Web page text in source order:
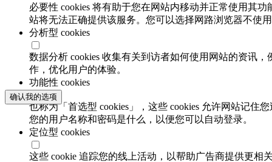
必要性 cookies 将有助于您在网站内移动并正常使用其
站将无法正确提供该服务。您可以选择网路浏览器不使
分析型 cookies
数据分析 cookies 收集有关到访者如何使用网站的资讯
作，优化用户的体验。
功能性 cookies
也称为「首选型 cookies」，这些 cookies 允许网站记
您的用户名称和密码是什么，以便您可以自动登录。
定位型 cookies
这些 cookie 追踪您的线上活动，以帮助广告商提供更相
确认我的选项